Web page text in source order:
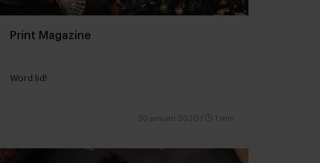
Print Magazine
Word lid!
30 januari 2020 1 min